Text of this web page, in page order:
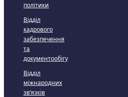
політики
Відділ
кадрового
забезпечення
та
документообігу
Відділ
міжнародних
зв’язків